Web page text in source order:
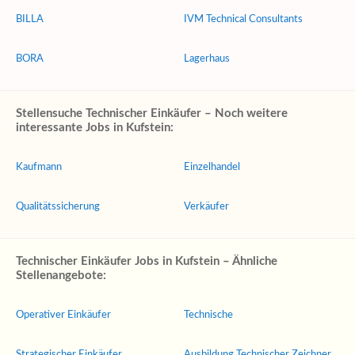
BILLA
BORA
IVM Technical Consultants
Lagerhaus
Stellensuche Technischer Einkäufer – Noch weitere
interessante Jobs in Kufstein:
Kaufmann
Qualitätssicherung
Einzelhandel
Verkäufer
Technischer Einkäufer Jobs in Kufstein – Ähnliche
Stellenangebote:
Operativer Einkäufer Technische